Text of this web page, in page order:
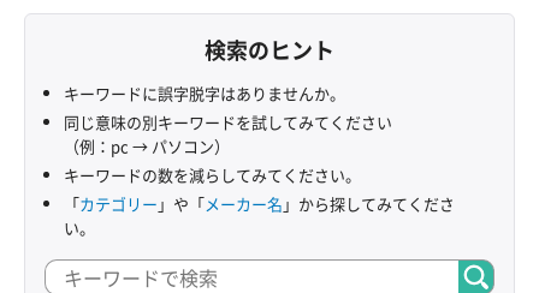
検索のヒント
キーワードに誤字脱字はありませんか。
同じ意味の別キーワードを試してみてください
（例：pc → パソコン）
キーワードの数を減らしてみてください。
「カテゴリー 」や「メーカー名 」から探してみてくださ
い。